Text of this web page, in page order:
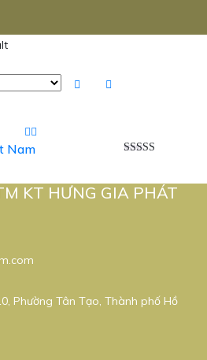
sao
Nam
KT HƯNG GIA PHÁT
Phường Tân Tạo, Thành phố Hồ